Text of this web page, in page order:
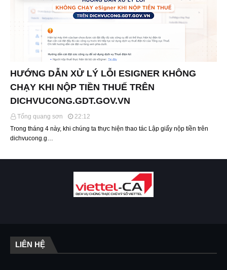
HƯỚNG DẪN XỬ LÝ LỖI ESIGNER KHÔNG
CHẠY KHI NỘP TIỀN THUẾ TRÊN
DICHVUCONG.GDT.GOV.VN
Tống quang sơn
22:12
Trong tháng 4 này, khi chúng ta thực hiện thao tác Lập giấy nộp tiền trên
dichvucong.g…
LIÊN HỆ